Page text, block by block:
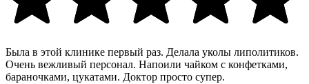
Была в этой клинике первый раз. Делала уколы липолитиков.
Очень вежливый персонал. Напоили чайком с конфетками,
бараночками, цукатами. Доктор просто супер.